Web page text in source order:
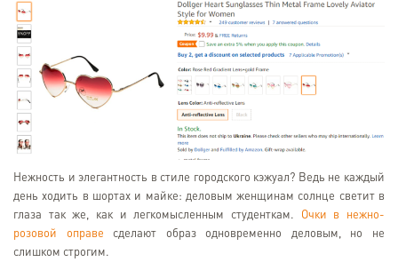
Нежность и элегантность в стиле городского кэжуал? Ведь не каждый
день ходить в шортах и майке: деловым женщинам солнце светит в
глаза так же, как и легкомысленным студенткам.
Очки в нежно-
розовой оправе сделают образ одновременно деловым, но не
слишком строгим.